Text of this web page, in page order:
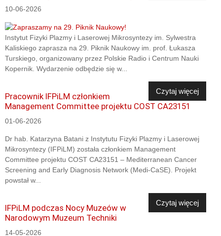
10-06-2026
Instytut Fizyki Plazmy i Laserowej Mikrosyntezy im. Sylwestra
Kaliskiego zaprasza na 29. Piknik Naukowy im. prof. Łukasza
Turskiego, organizowany przez Polskie Radio i Centrum Nauki
Kopernik. Wydarzenie odbędzie się w...
Czytaj więcej
Pracownik IFPiLM członkiem
Management Committee projektu COST CA23151
01-06-2026
Dr hab. Katarzyna Batani z Instytutu Fizyki Plazmy i Laserowej
Mikrosyntezy (IFPiLM) została członkiem Management
Committee projektu COST CA23151 – Mediterranean Cancer
Screening and Early Diagnosis Network (Medi-CaSE). Projekt
powstał w...
Czytaj więcej
IFPiLM podczas Nocy Muzeów w
Narodowym Muzeum Techniki
14-05-2026